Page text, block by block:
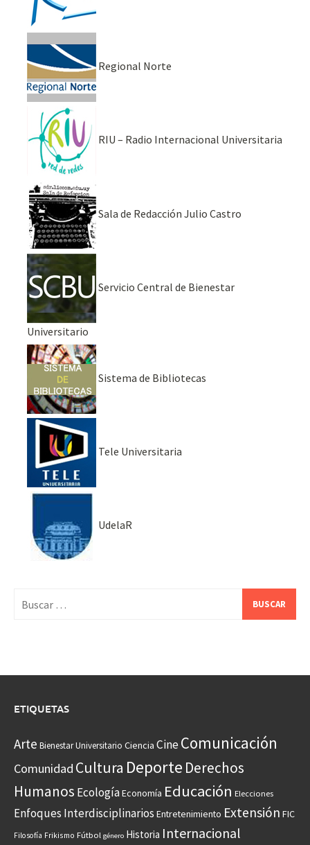
Regional Norte
RIU – Radio Internacional Universitaria
Sala de Redacción Julio Castro
Servicio Central de Bienestar
Universitario
Sistema de Bibliotecas
Tele Universitaria
UdelaR
ETIQUETAS
Arte Bienestar Universitario Ciencia CineComunicación
Comunidad Cultura Deporte Derechos
Humanos EcologíaEconomía Educación Elecciones
Enfoques Interdisciplinarios Entretenimiento Extensión FIC
Filosofía Frikismo Fútbol género Historia Internacional